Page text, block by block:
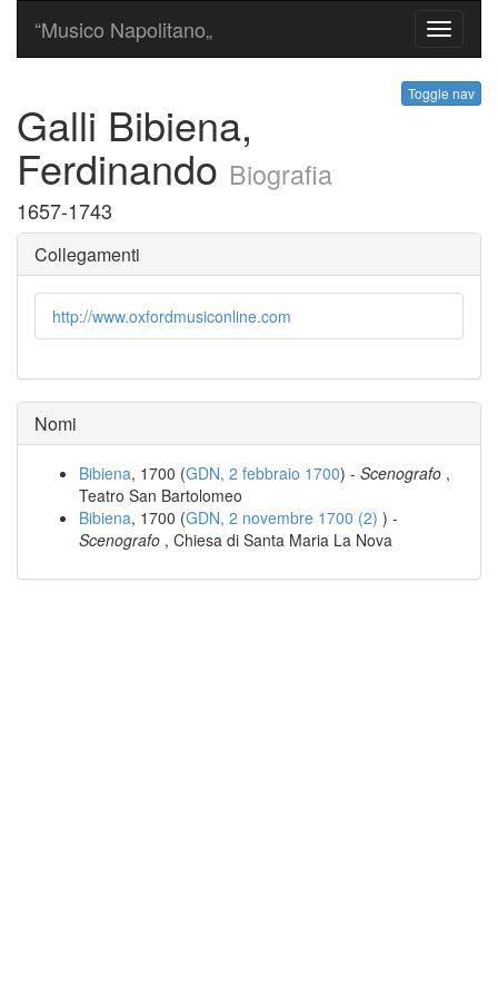
Toggle
“Musico Napolitano„
Toggle nav
Galli Bibiena,
Ferdinando Biografia
1657-1743
Collegamenti
http://www.oxfordmusiconline.com
Nomi
Bibiena, 1700 (GDN, 2 febbraio 1700) - Scenografo ,
Teatro San Bartolomeo
Bibiena, 1700 (GDN, 2 novembre 1700 (2) ) -
Scenografo , Chiesa di Santa Maria La Nova